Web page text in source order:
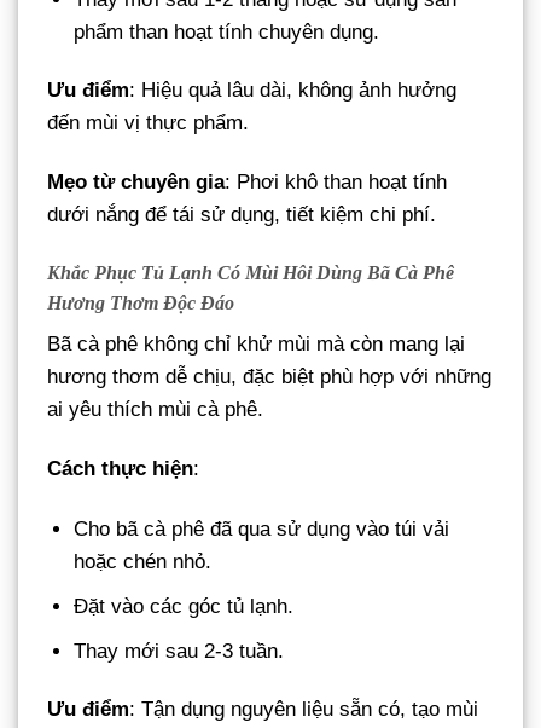
phẩm than hoạt tính chuyên dụng.
Ưu điểm: Hiệu quả lâu dài, không ảnh hưởng
đến mùi vị thực phẩm.
Mẹo từ chuyên gia: Phơi khô than hoạt tính
dưới nắng để tái sử dụng, tiết kiệm chi phí.
Khắc Phục Tủ Lạnh Có Mùi Hôi Dùng Bã Cà Phê
Hương Thơm Độc Đáo
Bã cà phê không chỉ khử mùi mà còn mang lại
hương thơm dễ chịu, đặc biệt phù hợp với những
ai yêu thích mùi cà phê.
Cách thực hiện:
Cho bã cà phê đã qua sử dụng vào túi vải
hoặc chén nhỏ.
Đặt vào các góc tủ lạnh.
Thay mới sau 2-3 tuần.
Ưu điểm: Tận dụng nguyên liệu sẵn có, tạo mùi